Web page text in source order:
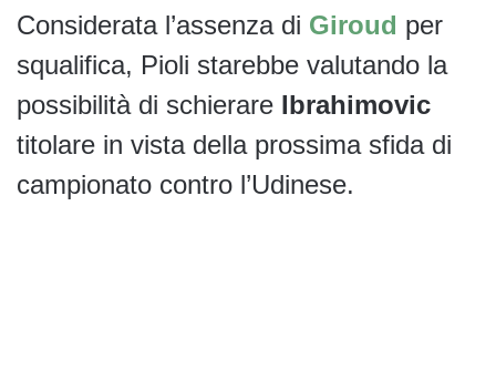
Considerata l’assenza di Giroud per
squalifica, Pioli starebbe valutando la
possibilità di schierare Ibrahimovic
titolare in vista della prossima sfida di
campionato contro l’Udinese.